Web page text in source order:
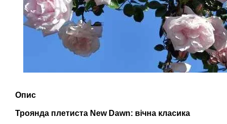
Опис
Троянда плетиста New Dawn: вічна класика